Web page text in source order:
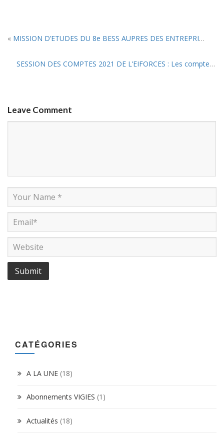
« MISSION D’ETUDES DU 8e BESS AUPRES DES ENTREPRISES STRATEGIQUES DU CAMEROUN
SESSION DES COMPTES 2021 DE L’EIFORCES : Les comptes sont bons !
Leave Comment
CATÉGORIES
A LA UNE (18)
Abonnements VIGIES (1)
Actualités (18)